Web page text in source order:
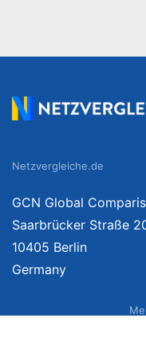
Netzvergleiche.de
GCN Global
Saarbrücker Straße
10405 Berlin
Germany